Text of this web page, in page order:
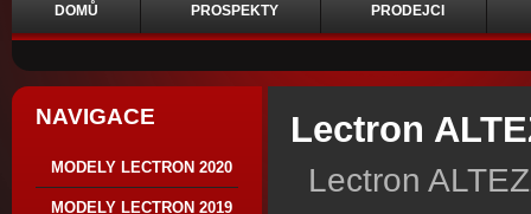
DOMŮ PROSPEKTY PRODEJCI
NAVIGACE
MODELY LECTRON 2020
MODELY LECTRON 2019
Lectron
Lectron